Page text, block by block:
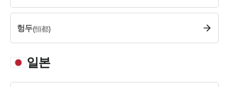
헝두(恒都)
일본